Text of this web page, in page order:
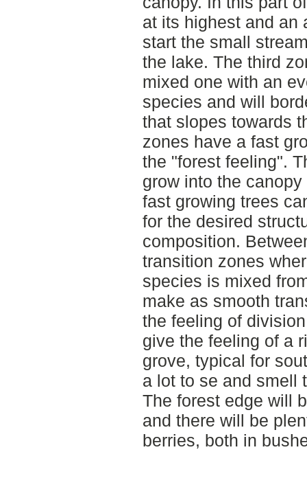
at its highest and an
start the small
the lake. The third
mixed one with an
species and will
that slopes towards
zones have a fast
the "forest feeling".
grow into the
fast growing trees
for the desired
composition.
transition zones
species is mixed
make as smooth
the feeling of
give the feeling of a
grove, typical for
a lot to se and smell
The forest edge will
and there will be
berries, both in